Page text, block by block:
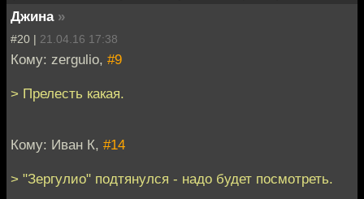
Джина »
#20 | 21.04.16 17:38
Кому: zergulio, #9
> Прелесть какая.
Кому: Иван К, #14
> "Зергулио" подтянулся - надо будет посмотреть.